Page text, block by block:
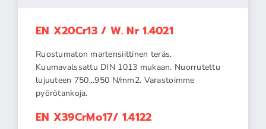
EN X20Cr13 / W. Nr 1.4021
Ruostumaton martensiittinen teräs.
Kuumavalssattu DIN 1013 mukaan. Nuorrutettu
lujuuteen 750...950 N/mm2. Varastoimme
pyörötankoja.
EN X39CrMo17/ 1.4122